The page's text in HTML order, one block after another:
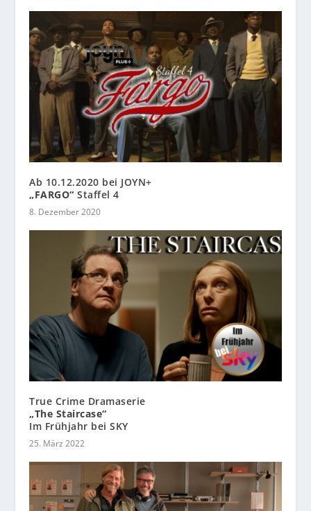
Ab 10.12.2020 bei JOYN+
„FARGO“ Staffel 4
8. Dezember 2020
True Crime Dramaserie
„The Staircase“
Im Frühjahr bei SKY
25. März 2022